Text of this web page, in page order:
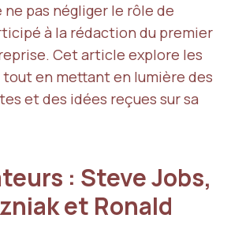
pas négliger le rôle de
à la rédaction du premier
Cet article explore les
tout en mettant en lumière des
et des idées reçues sur sa
: Steve Jobs,
et Ronald